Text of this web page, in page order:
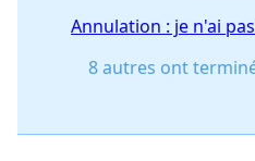
Annulation : je n'ai
8 autres ont